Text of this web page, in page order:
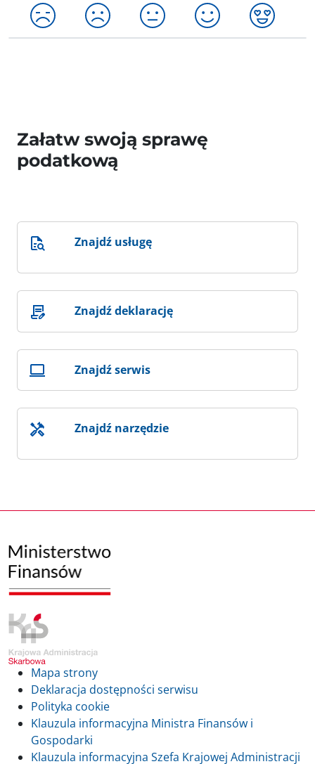
Załatw swoją sprawę
podatkową
Znajdź usługę
Znajdź deklarację
Znajdź serwis
Znajdź narzędzie
Mapa strony
Deklaracja dostępności serwisu
Polityka cookie
Klauzula informacyjna Ministra Finansów i
Gospodarki
Klauzula informacyjna Szefa Krajowej Administracji